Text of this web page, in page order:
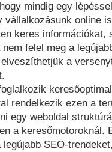
mindig egy
vállalkozásunk online
keres információkat,
felel meg a
a
rendelkezik ezen a
egy weboldal
a keresőmotoroknál.
SEO-